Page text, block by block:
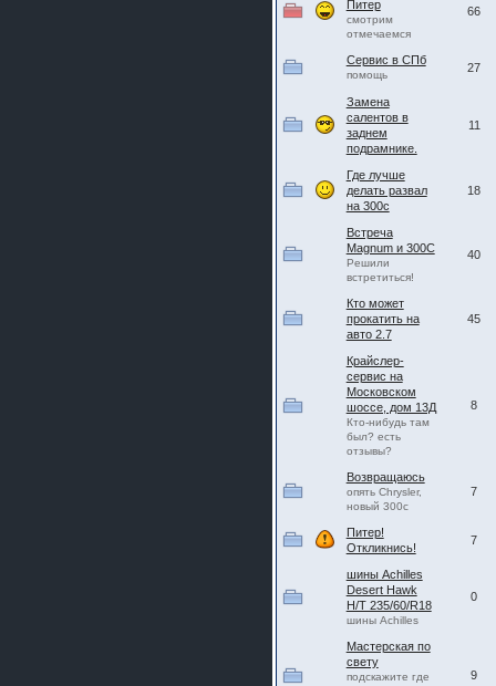
Питер
смотрим
отмечаемся
66
Сервис в СПб
помощь
27
Замена
салентов в
заднем
подрамнике.
11
Где лучше
делать развал
на 300с
18
Встреча
Magnum и 300C
Решили
встретиться!
40
Кто может
прокатить на
авто 2.7
45
Крайслер-
сервис на
Московском
шоссе, дом 13Д
Кто-нибудь там
был? есть
отзывы?
8
Возвращаюсь
опять Chrysler,
новый 300с
7
Питер!
Откликнись!
7
шины Achilles
Desert Hawk
H/T 235/60/R18
шины Achilles
0
Мастерская по
свету
подскажите где
9